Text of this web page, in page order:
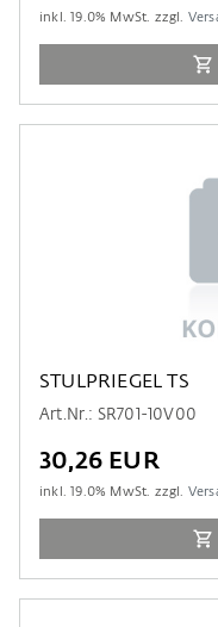
inkl.19.0% MwSt. zzgl.
STULPRIEGEL TS
Art.Nr.: SR701-10V00
30,26 EUR
inkl.19.0% MwSt. zzgl.